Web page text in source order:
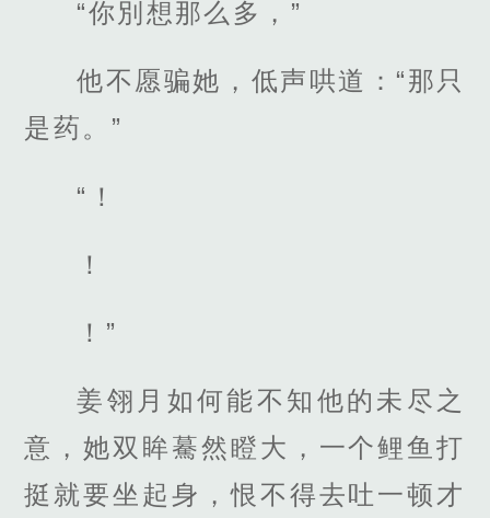
“你別想那么多，”
他不愿骗她，低声哄道：“那只
是药。”
“！
！
！”
姜翎月如何能不知他的未尽之
意，她双眸驀然瞪大，一个鲤鱼打
挺就要坐起身，恨不得去吐一顿才